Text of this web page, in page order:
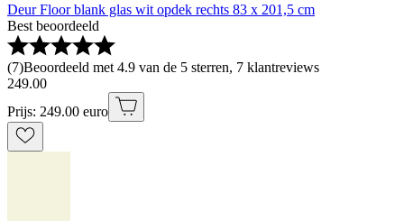
Deur Floor blank glas wit opdek rechts 83 x 201,5 cm
Best beoordeeld
(7)Beoordeeld met 4.9 van de 5 sterren, 7 klantreviews
249.00
Prijs: 249.00 euro